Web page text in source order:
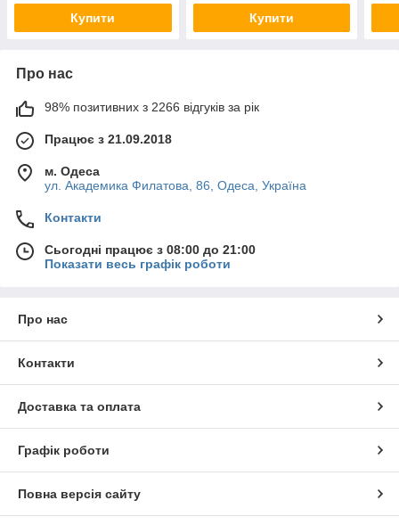
Купити Купити
Про нас
98% позитивних з 2266 відгуків за рік
Працює з 21.09.2018
м. Одеса
ул. Академика Филатова, 86, Одеса, Україна
Контакти
Сьогодні працює з 08:00 до 21:00
Показати весь графік роботи
Про нас
Контакти
Доставка та оплата
Графік роботи
Повна версія сайту